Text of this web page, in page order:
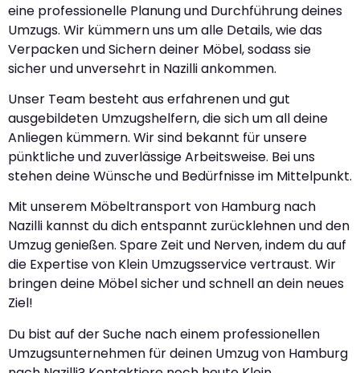
eine professionelle Planung und Durchführung deines
Umzugs. Wir kümmern uns um alle Details, wie das
Verpacken und Sichern deiner Möbel, sodass sie
sicher und unversehrt in Nazilli ankommen.
Unser Team besteht aus erfahrenen und gut
ausgebildeten Umzugshelfern, die sich um all deine
Anliegen kümmern. Wir sind bekannt für unsere
pünktliche und zuverlässige Arbeitsweise. Bei uns
stehen deine Wünsche und Bedürfnisse im Mittelpunkt.
Mit unserem Möbeltransport von Hamburg nach
Nazilli kannst du dich entspannt zurücklehnen und den
Umzug genießen. Spare Zeit und Nerven, indem du auf
die Expertise von Klein Umzugsservice vertraust. Wir
bringen deine Möbel sicher und schnell an dein neues
Ziel!
Du bist auf der Suche nach einem professionellen
Umzugsunternehmen für deinen Umzug von Hamburg